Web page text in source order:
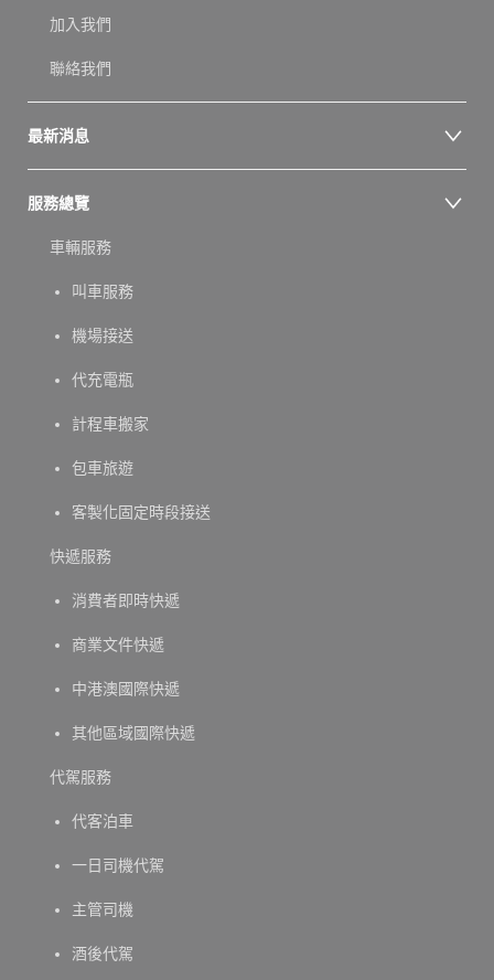
加入我們
聯絡我們
最新消息
服務總覽
車輛服務
叫車服務
機場接送
代充電瓶
計程車搬家
包車旅遊
客製化固定時段接送
快遞服務
消費者即時快遞
商業文件快遞
中港澳國際快遞
其他區域國際快遞
代駕服務
代客泊車
一日司機代駕
主管司機
酒後代駕